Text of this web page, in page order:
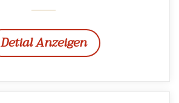
Detial Anzeigen